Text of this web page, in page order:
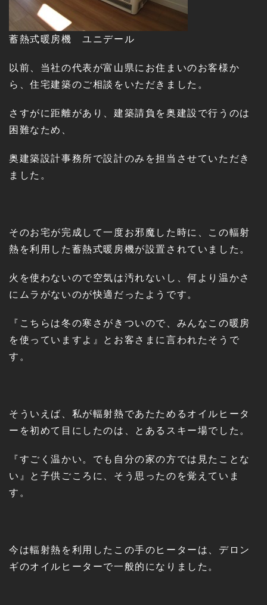
蓄熱式暖房機 ユニデール
以前、当社の代表が富山県にお住まいのお客様か
ら、住宅建築のご相談をいただきました。
さすがに距離があり、建築請負を奥建設で行うのは
困難なため、
奥建築設計事務所で設計のみを担当させていただき
ました。
そのお宅が完成して一度お邪魔した時に、この輻射
熱を利用した蓄熱式暖房機が設置されていました。
火を使わないので空気は汚れないし、何より温かさ
にムラがないのが快適だったようです。
『こちらは冬の寒さがきついので、みんなこの暖房
を使っていますよ』とお客さまに言われたそうで
す。
そういえば、私が輻射熱であたためるオイルヒータ
ーを初めて目にしたのは、とあるスキー場でした。
『すごく温かい。でも自分の家の方では見たことな
い』と子供ごころに、そう思ったのを覚えていま
す。
今は輻射熱を利用したこの手のヒーターは、デロン
ギのオイルヒーターで一般的になりました。